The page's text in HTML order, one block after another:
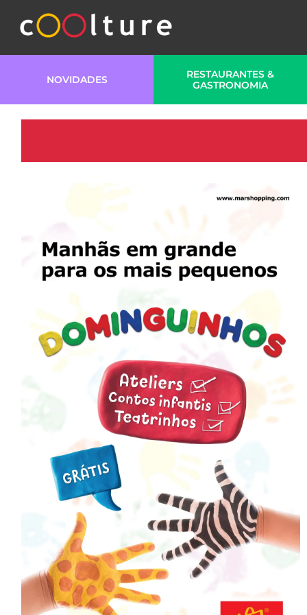
NOVIDADES
RESTAURANTES &
GASTRONOMIA